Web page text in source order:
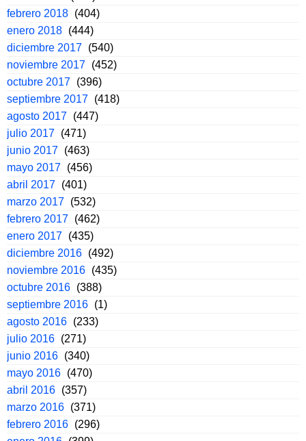
febrero 2018 (404)
enero 2018 (444)
diciembre 2017 (540)
noviembre 2017 (452)
octubre 2017 (396)
septiembre 2017 (418)
agosto 2017 (447)
julio 2017 (471)
junio 2017 (463)
mayo 2017 (456)
abril 2017 (401)
marzo 2017 (532)
febrero 2017 (462)
enero 2017 (435)
diciembre 2016 (492)
noviembre 2016 (435)
octubre 2016 (388)
septiembre 2016 (1)
agosto 2016 (233)
julio 2016 (271)
junio 2016 (340)
mayo 2016 (470)
abril 2016 (357)
marzo 2016 (371)
febrero 2016 (296)